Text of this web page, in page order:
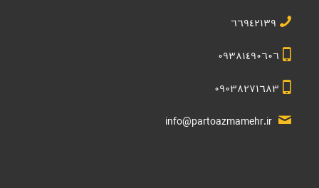
٦٦٩٤٢١٣٩
٠٩٣٨١٤٩٠٦٠٦
٠٩٠٣٨٢٧١٦٨٣
info@partoazmamehr.ir